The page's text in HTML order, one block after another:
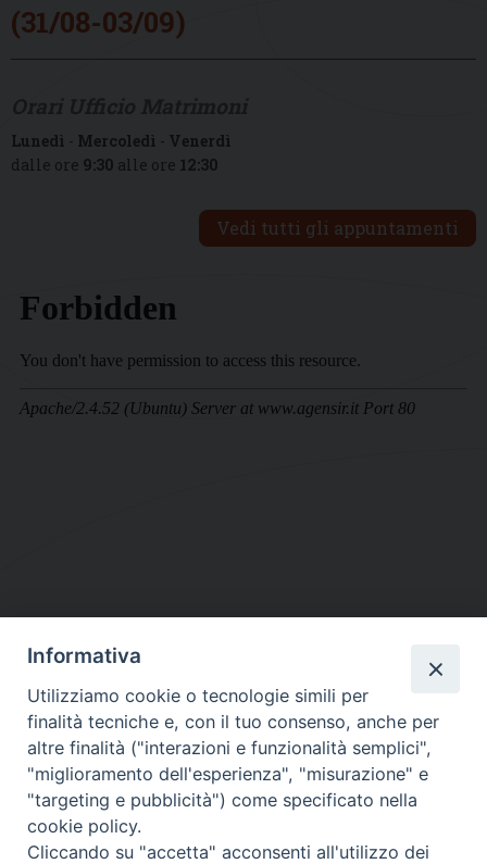
(31/08-03/09)
Lunedì - Mercoledì - Venerdì
dalle ore 9:30 alle ore 12:30
Vedi tutti gli appuntamenti
DIOCESI SUBURBICARIA DI ALBANO
Contatti:Tel.: 06.93268401 - Fax.: 06.9323844
E-mail:curia@diocesidialbano.it
Orari: dal Lunedì al Venerdì Ore: 9:00 - 13:00
Informativa
Utilizziamo cookie o tecnologie simili per
finalità tecniche e, con il tuo consenso, anche per
altre finalità ("interazioni e funzionalità semplici",
"miglioramento dell'esperienza", "misurazione" e
"targeting e pubblicità") come specificato nella
cookie policy.
Cliccando su "accetta" acconsenti all'utilizzo dei